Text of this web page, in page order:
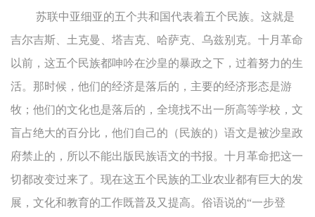
苏联中亚细亚的五个共和国代表着五个民族。这就是
吉尔吉斯、土克曼、塔吉克、哈萨克、乌兹别克。十月革命
以前，这五个民族都呻吟在沙皇的暴政之下，过着努力的生
活。那时候，他们的经济是落后的，主要的经济形态是游
牧；他们的文化也是落后的，全境找不出一所高等学校，文
盲占绝大的百分比，他们自己的（民族的）语文是被沙皇政
府禁止的，所以不能出版民族语文的书报。十月革命把这一
切都改变过来了。现在这五个民族的工业农业都有巨大的发
展，文化和教育的工作既普及又提高。俗语说的“一步登